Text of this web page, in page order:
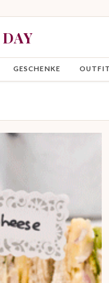
GESCHENKE OUTFIT